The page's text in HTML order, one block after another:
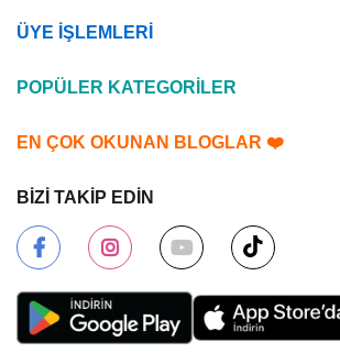
ÜYE İŞLEMLERİ
POPÜLER KATEGORİLER
EN ÇOK OKUNAN BLOGLAR ❤️
BİZİ TAKİP EDİN